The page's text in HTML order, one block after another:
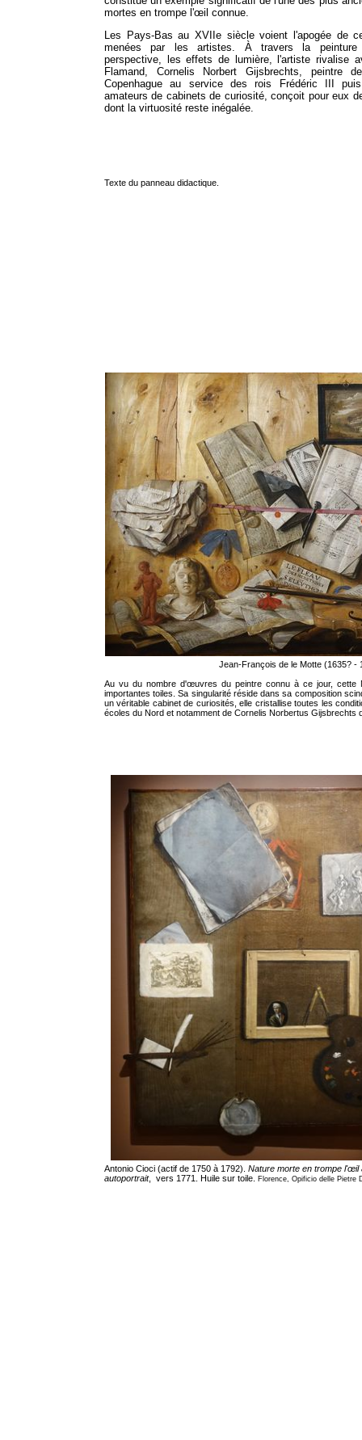
mortes en trompe l'œil connue.
Les Pays-Bas au XVIIe siècle voient l'apogée de
menées par les artistes. À travers la
perspective, les effets de lumière, l'artiste rivalise
Flamand, Cornelis Norbert Gijsbrechts, peintre
Copenhague au service des rois Frédéric III
amateurs de cabinets de curiosité, conçoit pour eux
dont la virtuosité reste inégalée.
Texte du panneau didactique.
Jean-François de le Motte (1635? -
Au vu du nombre d'œuvres du peintre connu à ce jour, cette
importantes toiles. Sa singularité réside dans sa composition
un véritable cabinet de curiosités, elle cristallise toutes les
écoles du Nord et notamment de Cornelis Norbertus Gijsbrechts
Antonio Cioci (actif de 1750 à 1792). Nature morte en trompe l'œil
autoportrait, vers 1771. Huile sur toile. Florence, Opificio delle Pietre